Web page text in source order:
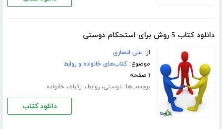
دانلود کتاب 5 روش برای استحکام دوستی
از: علی انصاری
موضوع:کتاب‌های خانواده و روابط
۱ صفحه
برچسب‌ها:دوستی،روابط، ارتباط، خانواده
دانلود کتاب